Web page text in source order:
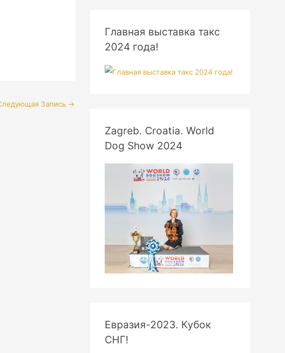
Запись →
Главная выставка такс
2024 года!
Zagreb. Croatia. World
Dog Show 2024
Евразия-2023. Кубок
СНГ!